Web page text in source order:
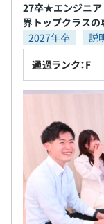
27卒★エンジニア
界トップクラスの
2027年卒
説
通過ランク：F